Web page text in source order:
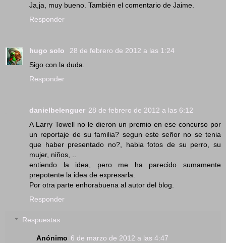
Ja,ja, muy bueno. También el comentario de Jaime.
Responder
hugo solo
28 de febrero de 2012 a las 1:24
Sigo con la duda.
Responder
danielbelenguer 28 de febrero de 2012 a las 6:12
A Larry Towell no le dieron un premio en ese concurso por
un reportaje de su familia? segun este señor no se tenia
que haber presentado no?, habia fotos de su perro, su
mujer, niños, ..
entiendo la idea, pero me ha parecido sumamente
prepotente la idea de expresarla.
Por otra parte enhorabuena al autor del blog.
Responder
Respuestas
Anónimo 6 de marzo de 2012 a las 4:47